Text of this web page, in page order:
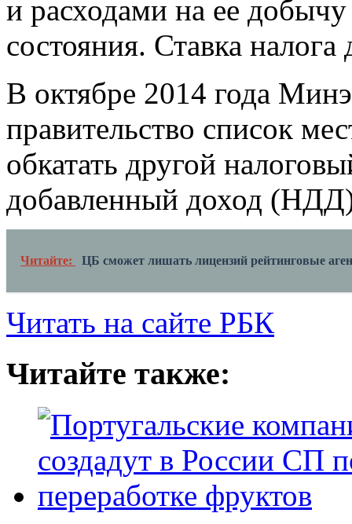
и расходами на ее
состояния. Ставка
В октябре 2014 года
правительство список
обкатать другой
добавленный доход
Читайте: ЦБ сможет лишать лицензий рейтинговые
Читать на сайте РБК
Читайте также: